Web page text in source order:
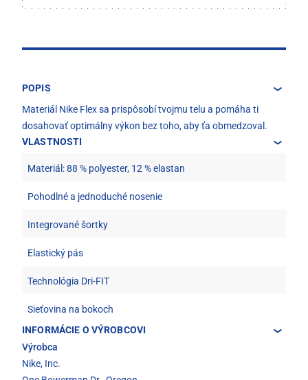
POPIS
Materiál Nike Flex sa prispôsobí tvojmu telu a pomáha ti
dosahovať optimálny výkon bez toho, aby ťa obmedzoval.
VLASTNOSTI
Materiál: 88 % polyester, 12 % elastan
Pohodlné a jednoduché nosenie
Integrované šortky
Elastický pás
Technológia Dri-FIT
Sieťovina na bokoch
INFORMÁCIE O VÝROBCOVI
Výrobca
Nike, Inc.